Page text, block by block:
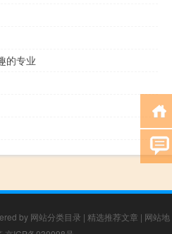
的专业
by 网站分类目录 | 精选推荐文章 | 网站地